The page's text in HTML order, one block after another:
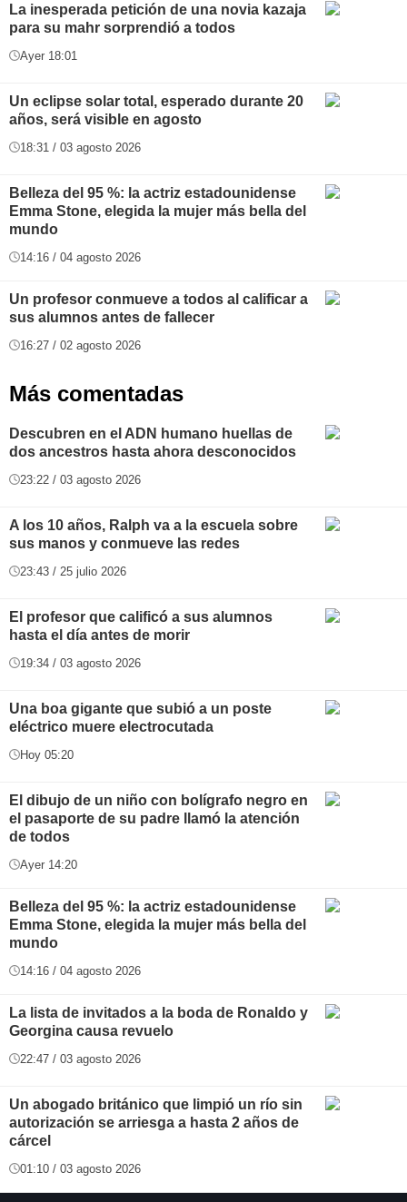
La inesperada petición de una novia kazaja
para su mahr sorprendió a todos
Ayer 18:01
Un eclipse solar total, esperado durante 20
años, será visible en agosto
18:31 / 03 agosto 2026
Belleza del 95 %: la actriz estadounidense
Emma Stone, elegida la mujer más bella del
mundo
14:16 / 04 agosto 2026
Un profesor conmueve a todos al calificar a
sus alumnos antes de fallecer
16:27 / 02 agosto 2026
Más comentadas
Descubren en el ADN humano huellas de
dos ancestros hasta ahora desconocidos
23:22 / 03 agosto 2026
A los 10 años, Ralph va a la escuela sobre
sus manos y conmueve las redes
23:43 / 25 julio 2026
El profesor que calificó a sus alumnos
hasta el día antes de morir
19:34 / 03 agosto 2026
Una boa gigante que subió a un poste
eléctrico muere electrocutada
Hoy 05:20
El dibujo de un niño con bolígrafo negro en
el pasaporte de su padre llamó la atención
de todos
Ayer 14:20
Belleza del 95 %: la actriz estadounidense
Emma Stone, elegida la mujer más bella del
mundo
14:16 / 04 agosto 2026
La lista de invitados a la boda de Ronaldo y
Georgina causa revuelo
22:47 / 03 agosto 2026
Un abogado británico que limpió un río sin
autorización se arriesga a hasta 2 años de
cárcel
01:10 / 03 agosto 2026